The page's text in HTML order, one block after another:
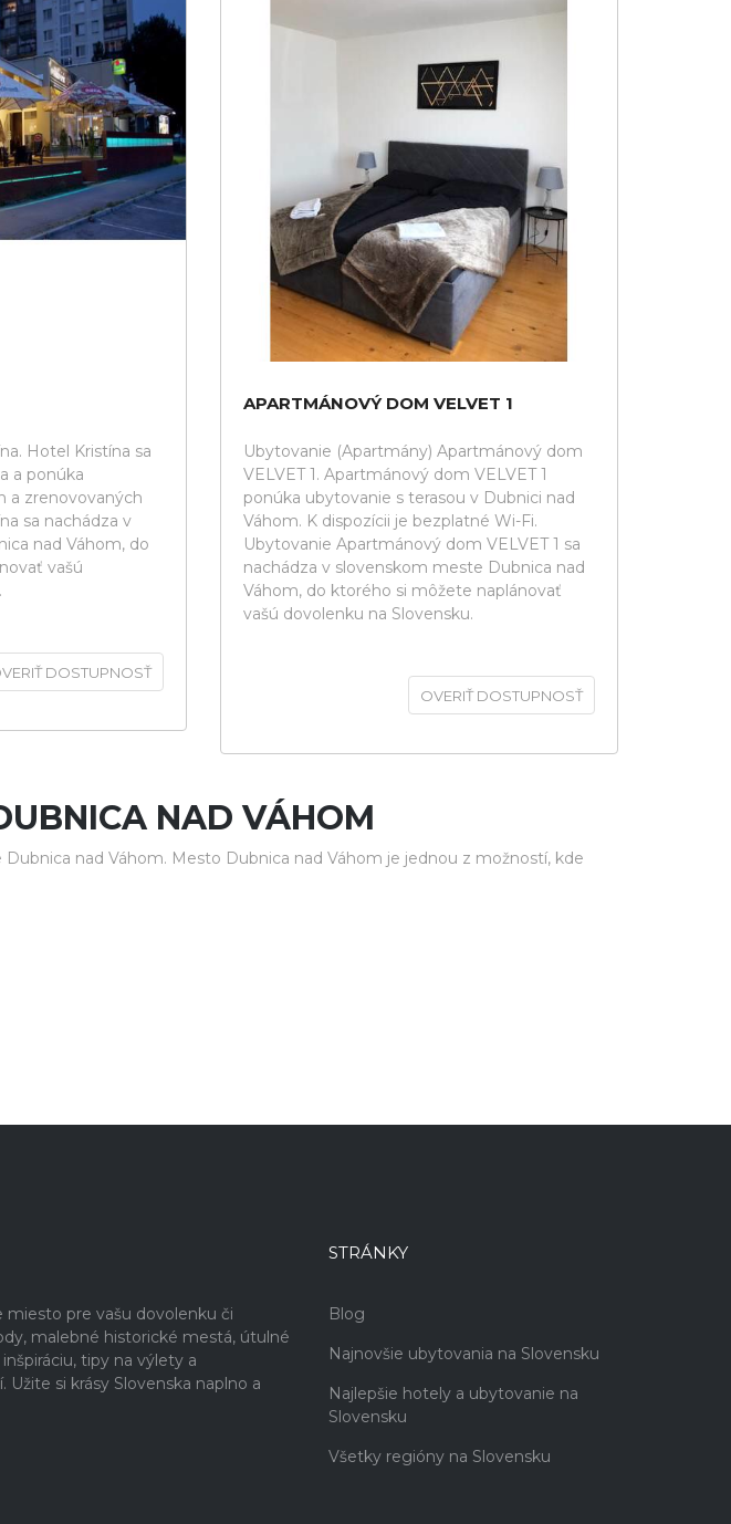
Hotel Kristína sa
a ponúka
a zrenovovaných
sa nachádza v
nad Váhom, do
vašú
DOSTUPNOSŤ
APARTMÁNOVÝ DOM VELVET 1
Ubytovanie (Apartmány) Apartmánový dom
VELVET 1. Apartmánový dom VELVET 1
ponúka ubytovanie s terasou v Dubnici nad
Váhom. K dispozícii je bezplatné Wi-Fi.
Ubytovanie Apartmánový dom VELVET 1 sa
nachádza v slovenskom meste Dubnica nad
Váhom, do ktorého si môžete naplánovať
vašú dovolenku na Slovensku.
OVERIŤ DOSTUPNOSŤ
NAD VÁHOM
nad Váhom. Mesto Dubnica nad Váhom je jednou z možností, kde
pre vašu dovolenku či
malebné historické mestá, útulné
tipy na výlety a
si krásy Slovenska naplno a
STRÁNKY
Blog
Najnovšie ubytovania na Slovensku
Najlepšie hotely a ubytovanie na
Slovensku
Všetky regióny na Slovensku